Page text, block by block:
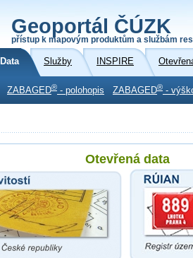
Geoportál ČÚZK
přístup k mapovým produktům a službám
Data Služby INSPIRE
ZABAGED® - polohopis ZABAGED® -
Otevřená data